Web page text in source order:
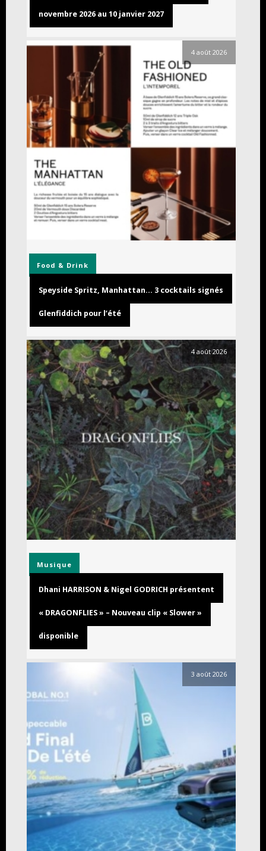
novembre 2026 au 10 janvier 2027
4 août 2026
Food & Drink
Speyside Spritz, Manhattan… 3 cocktails signés
Glenfiddich pour l’été
4 août 2026
Musique
Dhani HARRISON & Nigel GODRICH présentent
« DRAGONFLIES » – Nouveau clip « Slower »
disponible
3 août 2026